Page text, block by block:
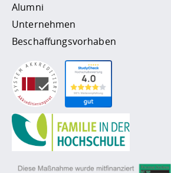
Alumni
Unternehmen
Beschaffungsvorhaben